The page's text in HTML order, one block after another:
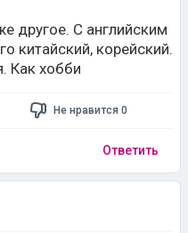
другое. С английским
китайский, корейский.
Как хобби
Не нравится 0
Ответить